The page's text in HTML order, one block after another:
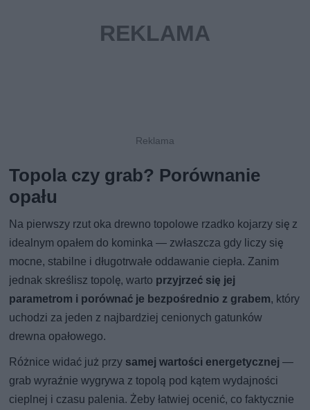
Topola czy grab? Porównanie
opału
Na pierwszy rzut oka drewno topolowe rzadko kojarzy się z
idealnym opałem do kominka — zwłaszcza gdy liczy się
mocne, stabilne i długotrwałe oddawanie ciepła. Zanim
jednak skreślisz topolę, warto przyjrzeć się jej
parametrom i porównać je bezpośrednio z grabem, który
uchodzi za jeden z najbardziej cenionych gatunków
drewna opałowego.
Różnice widać już przy samej wartości energetycznej —
grab wyraźnie wygrywa z topolą pod kątem wydajności
cieplnej i czasu palenia. Żeby łatwiej ocenić, co faktycznie